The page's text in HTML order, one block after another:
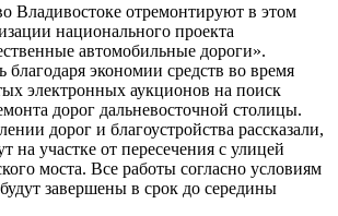
Владивостоке отремонтируют в этом
национального проекта
автомобильные дороги».
благодаря экономии средств во время
электронных аукционов на поиск
дорог дальневосточной столицы.
дорог и благоустройства рассказали,
на участке от пересечения с улицей
моста. Все работы согласно условиям
завершены в срок до середины